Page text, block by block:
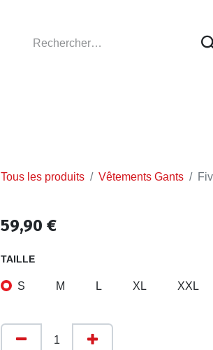
Tous les produits Vêtements Gants
59,90 €
TAILLE
S M L XL XXL